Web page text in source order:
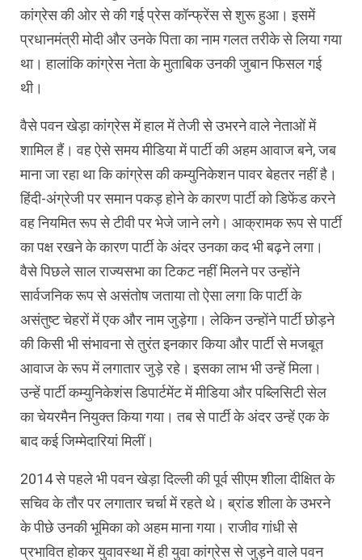
कांग्रेस की ओर से की गई प्रेस कॉन्फ्रेंस से शुरू हुआ। इसमें
प्रधानमंत्री मोदी और उनके पिता का नाम गलत तरीके से लिया गया
था। हालांकि कांग्रेस नेता के मुताबिक उनकी जुबान फिसल गई
थी।
वैसे पवन खेड़ा कांग्रेस में हाल में तेजी से उभरने वाले नेताओं में
शामिल हैं। वह ऐसे समय मीडिया में पार्टी की अहम आवाज बने, जब
माना जा रहा था कि कांग्रेस की कम्युनिकेशन पावर बेहतर नहीं है।
हिंदी-अंग्रेजी पर समान पकड़ होने के कारण पार्टी को डिफेंड करने
वह नियमित रूप से टीवी पर भेजे जाने लगे। आक्रामक रूप से पार्टी
का पक्ष रखने के कारण पार्टी के अंदर उनका कद भी बढ़ने लगा।
वैसे पिछले साल राज्यसभा का टिकट नहीं मिलने पर उन्होंने
सार्वजनिक रूप से असंतोष जताया तो ऐसा लगा कि पार्टी के
असंतुष्ट चेहरों में एक और नाम जुड़ेगा। लेकिन उन्होंने पार्टी छोड़ने
की किसी भी संभावना से तुरंत इनकार किया और पार्टी से मजबूत
आवाज के रूप में लगातार जुड़े रहे। इसका लाभ भी उन्हें मिला।
उन्हें पार्टी कम्युनिकेशंस डिपार्टमेंट में मीडिया और पब्लिसिटी सेल
का चेयरमैन नियुक्त किया गया। तब से पार्टी के अंदर उन्हें एक के
बाद कई जिम्मेदारियां मिलीं।
2014 से पहले भी पवन खेड़ा दिल्ली की पूर्व सीएम शीला दीक्षित के
सचिव के तौर पर लगातार चर्चा में रहते थे। ब्रांड शीला के उभरने
के पीछे उनकी भूमिका को अहम माना गया। राजीव गांधी से
प्रभावित होकर युवावस्था में ही युवा कांग्रेस से जुड़ने वाले पवन